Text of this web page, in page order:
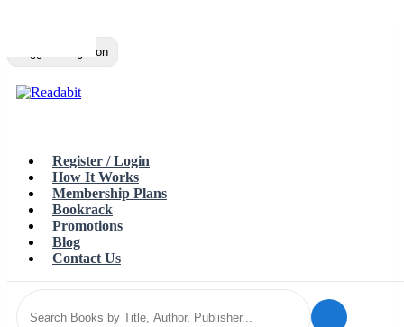
Toggle navigation
Register / Login
How It Works
Membership Plans
Bookrack
Promotions
Blog
Contact Us